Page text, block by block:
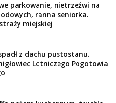
parkowanie, nietrzeźwi na
ranna seniorka.
miejskiej
z dachu pustostanu.
Lotniczego Pogotowia